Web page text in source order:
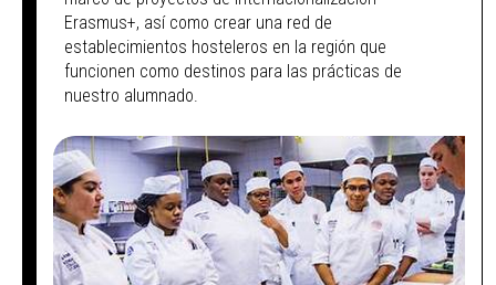
Erasmus+, así como crear una red de
establecimientos hosteleros en la región que
funcionen como destinos para las prácticas de
nuestro alumnado.